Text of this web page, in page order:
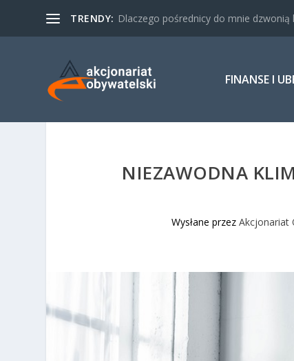
TRENDY: Dlaczego pośrednicy do mnie dzwonią
FINANSE I
NIEZAWODNA
Wysłane przezAkcjonariat